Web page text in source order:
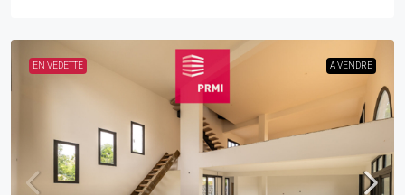
EN VEDETTE A VENDRE